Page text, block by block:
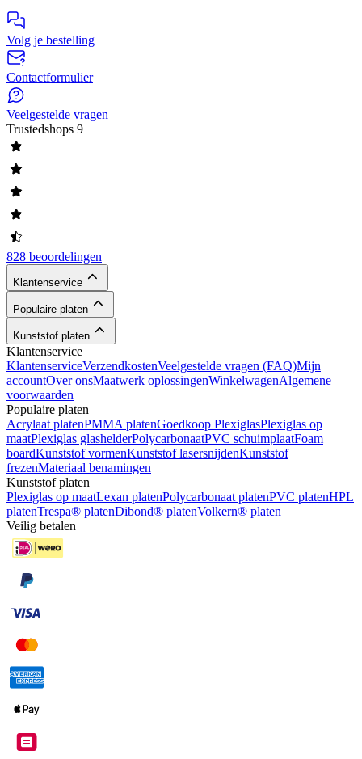
Volg je bestelling
Contactformulier
Veelgestelde vragen
Trustedshops 9
828 beoordelingen
Klantenservice
Populaire platen
Kunststof platen
Klantenservice
KlantenserviceVerzendkostenVeelgestelde vragen (FAQ)Mijn
accountOver onsMaatwerk oplossingenWinkelwagenAlgemene
voorwaarden
Populaire platen
Acrylaat platenPMMA platenGoedkoop PlexiglasPlexiglas op
maatPlexiglas glashelderPolycarbonaatPVC schuimplaatFoam
boardKunststof vormenKunststof lasersnijdenKunststof
frezenMateriaal benamingen
Kunststof platen
Plexiglas op maatLexan platenPolycarbonaat platenPVC platenHPL
platenTrespa® platenDibond® platenVolkern® platen
Veilig betalen